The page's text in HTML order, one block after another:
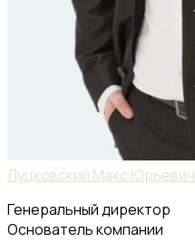
Луцковский Макс Юрьевич
Генеральный директор
Основатель компании